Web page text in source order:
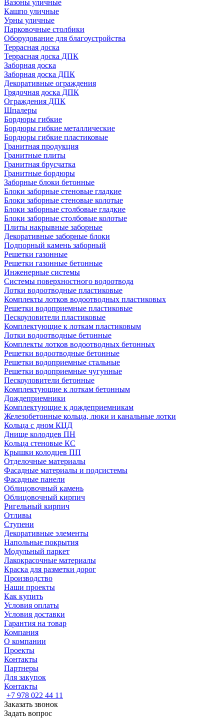
Вазоны уличные
Кашпо уличные
Урны уличные
Парковочные столбики
Оборудование для благоустройства
Террасная доска
Террасная доска ДПК
Заборная доска
Заборная доска ДПК
Декоративные ограждения
Грядочная доска ДПК
Ограждения ДПК
Шпалеры
Бордюры гибкие
Бордюры гибкие металлические
Бордюры гибкие пластиковые
Гранитная продукция
Гранитные плиты
Гранитная брусчатка
Гранитные бордюры
Заборные блоки бетонные
Блоки заборные стеновые гладкие
Блоки заборные стеновые колотые
Блоки заборные столбовые гладкие
Блоки заборные столбовые колотые
Плиты накрывные заборные
Декоративные заборные блоки
Подпорный камень заборный
Решетки газонные
Решетки газонные бетонные
Инженерные системы
Системы поверхностного водоотвода
Лотки водоотводные пластиковые
Комплекты лотков водоотводных пластиковых
Решетки водоприемные пластиковые
Пескоуловители пластиковые
Комплектующие к лоткам пластиковым
Лотки водоотводные бетонные
Комплекты лотков водоотводных бетонных
Решетки водоотводные бетонные
Решетки водоприемные стальные
Решетки водоприемные чугунные
Пескоуловители бетонные
Комплектующие к лоткам бетонным
Дождеприемники
Комплектующие к дождеприемникам
Железобетонные кольца, люки и канальные лотки
Кольца с дном КЦД
Днище колодцев ПН
Кольца стеновые КС
Крышки колодцев ПП
Отделочные материалы
Фасадные материалы и подсистемы
Фасадные панели
Облицовочный камень
Облицовочный кирпич
Ригельный кирпич
Отливы
Ступени
Декоративные элементы
Напольные покрытия
Модульный паркет
Лакокрасочные материалы
Краска для разметки дорог
Производство
Наши проекты
Как купить
Условия оплаты
Условия доставки
Гарантия на товар
Компания
О компании
Проекты
Контакты
Партнеры
Для закупок
Контакты
+7 978 022 44 11
Заказать звонок
Задать вопрос